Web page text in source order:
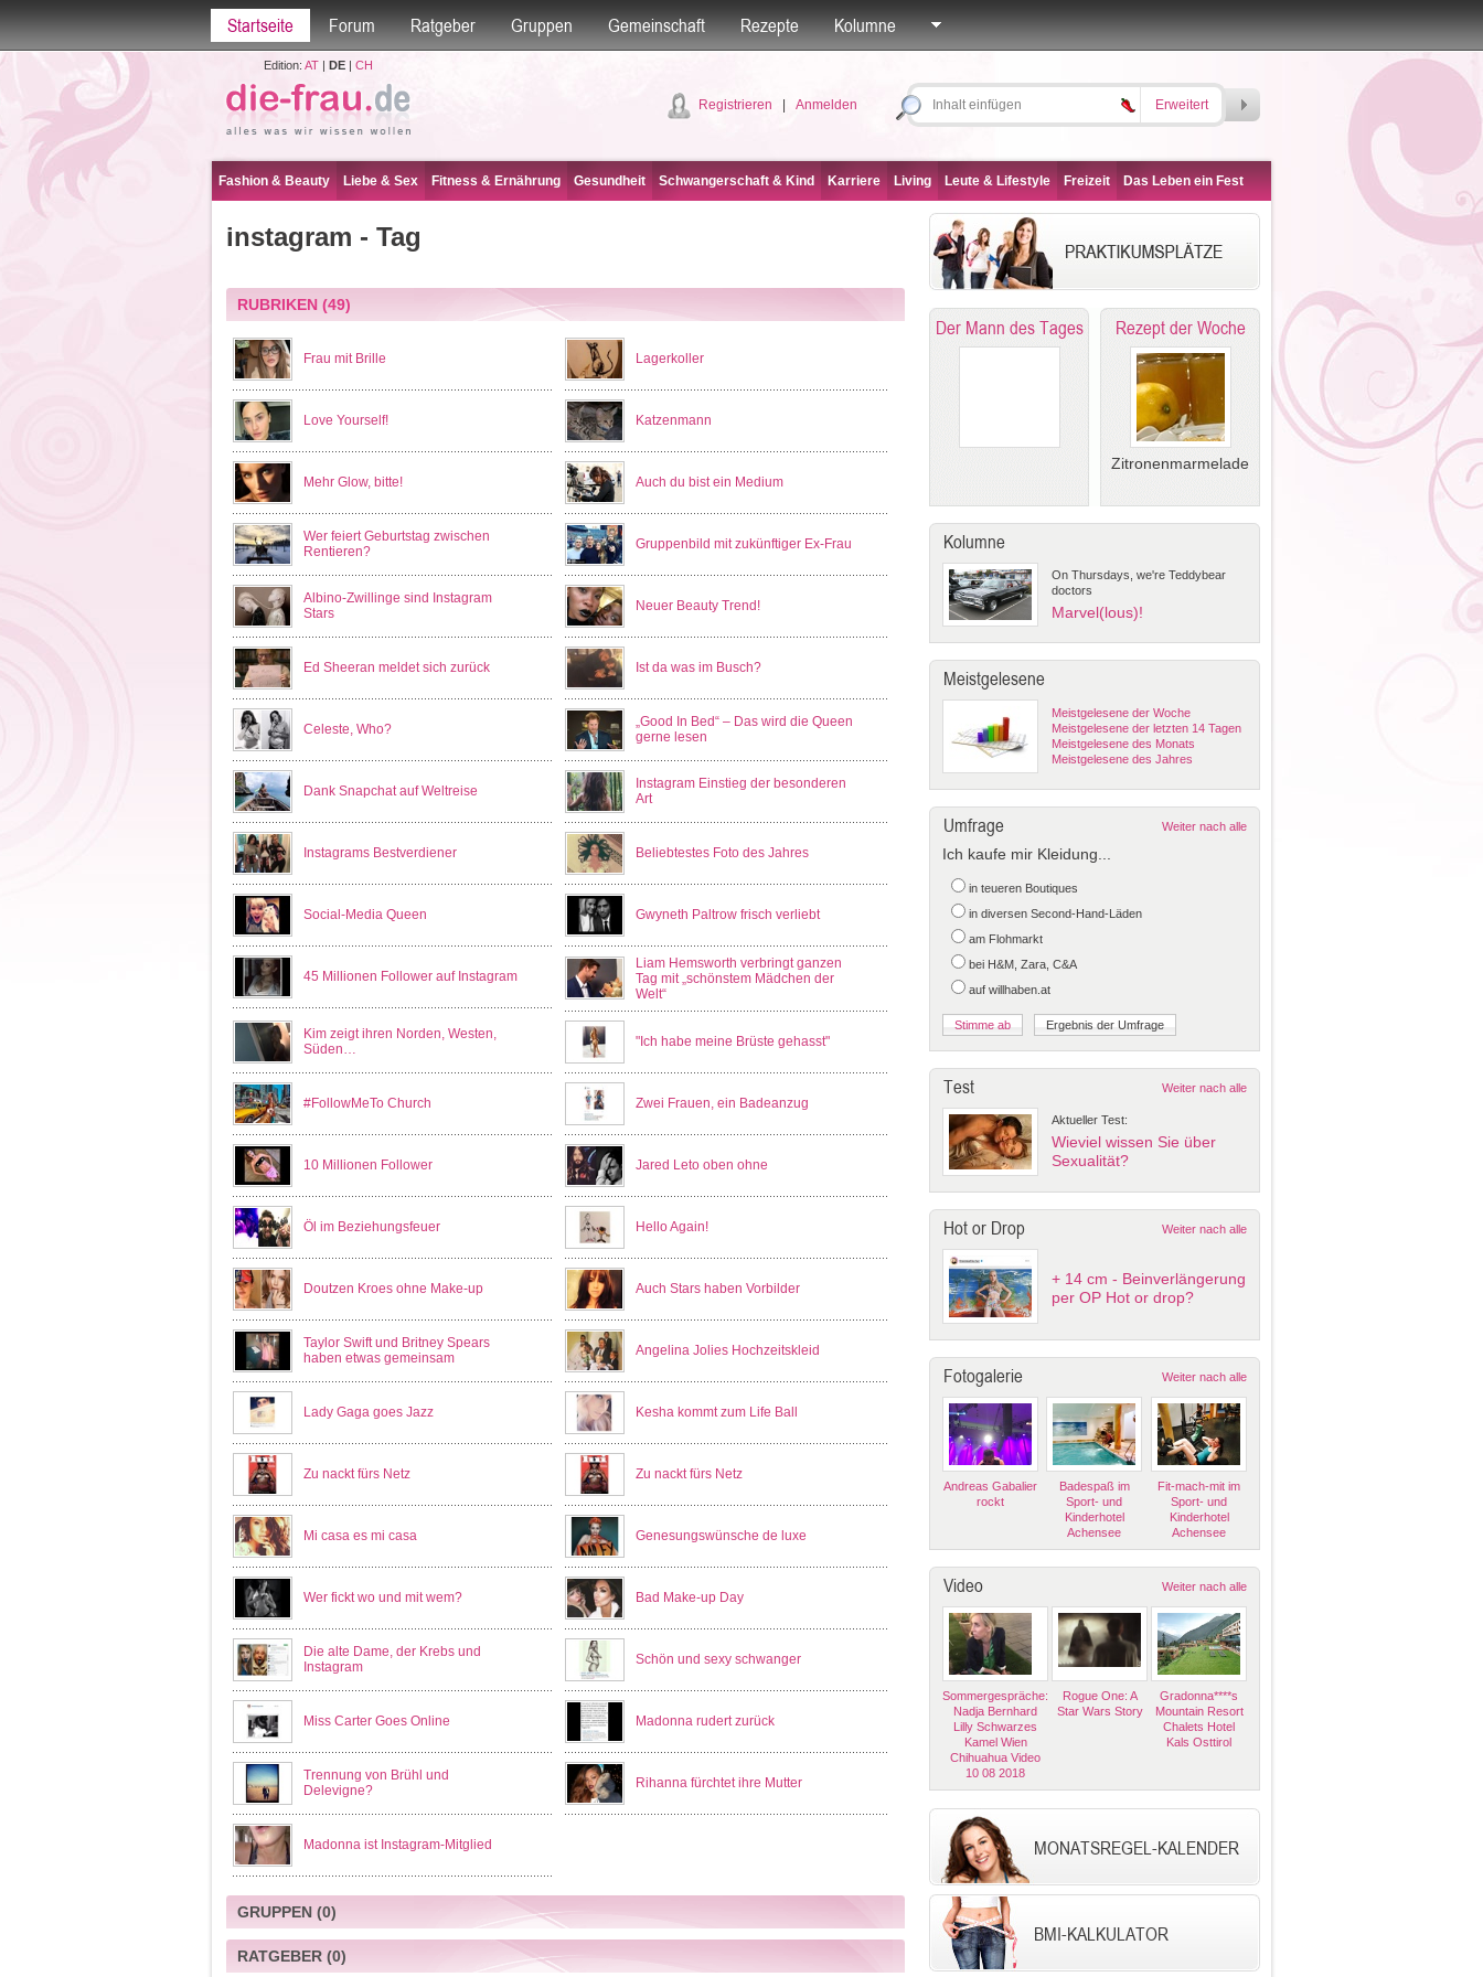
Startseite Forum Ratgeber Gruppen Gemeinschaft Rezepte Kolumne
Edition: AT| DE| CH
Registrieren Anmelden Erweitert
Fashion & Beauty Liebe & Sex Fitness & Ernährung Gesundheit Schwangerschaft & Kind Karriere Living Leute & Lifestyle Freizeit Das Leben ein Fest
instagram - Tag
RUBRIKEN(49)
Frau mit Brille Lagerkoller
Love Yourself! Katzenmann
Mehr Glow, bitte! Auch du bist ein Medium
Wer feiert Geburtstag zwischen
Rentieren?
Gruppenbild mit zukünftiger Ex-Frau
Albino-Zwillinge sind Instagram
Stars
Neuer Beauty Trend!
Ed Sheeran meldet sich zurück Ist da was im Busch?
Celeste, Who?
„Good In Bed“ – Das wird die Queen
gerne lesen
Dank Snapchat auf Weltreise
Instagram Einstieg der besonderen
Art
Instagrams Bestverdiener Beliebtestes Foto des Jahres
Social-Media Queen Gwyneth Paltrow frisch verliebt
45 Millionen Follower auf Instagram
Liam Hemsworth verbringt ganzen
Tag mit „schönstem Mädchen der
Welt“
Kim zeigt ihren Norden, Westen,
Süden…
"Ich habe meine Brüste gehasst"
#FollowMeTo Church Zwei Frauen, ein Badeanzug
10 Millionen Follower Jared Leto oben ohne
Öl im Beziehungsfeuer Hello Again!
Doutzen Kroes ohne Make-up Auch Stars haben Vorbilder
Taylor Swift und Britney Spears
haben etwas gemeinsam
Angelina Jolies Hochzeitskleid
Lady Gaga goes Jazz Kesha kommt zum Life Ball
Zu nackt fürs Netz Zu nackt fürs Netz
Mi casa es mi casa Genesungswünsche de luxe
Wer fickt wo und mit wem? Bad Make-up Day
Die alte Dame, der Krebs und
Instagram
Schön und sexy schwanger
Miss Carter Goes Online Madonna rudert zurück
Trennung von Brühl und
Delevigne?
Rihanna fürchtet ihre Mutter
Madonna ist Instagram-Mitglied
GRUPPEN(0)
RATGEBER(0)
Der Mann des Tages Rezept der Woche
Zitronenmarmelade
Kolumne
On Thursdays, we're Teddybear
doctors
Marvel(lous)!
Meistgelesene
Meistgelesene der Woche
Meistgelesene der letzten 14 Tagen
Meistgelesene des Monats
Meistgelesene des Jahres
Umfrage Weiter nach alle
Ich kaufe mir Kleidung...
in teueren Boutiques
in diversen Second-Hand-Läden
am Flohmarkt
bei H&M, Zara, C&A
auf willhaben.at
Test Weiter nach alle
Aktueller Test:
Wieviel wissen Sie über
Sexualität?
Hot or Drop Weiter nach alle
+ 14 cm - Beinverlängerung
per OP Hot or drop?
Fotogalerie Weiter nach alle
Andreas Gabalier
rockt
Badespaß im
Sport- und
Kinderhotel
Achensee
Fit-mach-mit im
Sport- und
Kinderhotel
Achensee
Video Weiter nach alle
Sommergespräche:
Nadja Bernhard
Lilly Schwarzes
Kamel Wien
Chihuahua Video
10 08 2018
Rogue One: A
Star Wars Story
Gradonna****s
Mountain Resort
Chalets Hotel
Kals Osttirol
MONATSREGEL-KALENDER
BMI-KALKULATOR